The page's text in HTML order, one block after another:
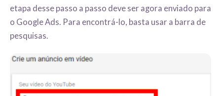
etapa desse passo a passo deve ser agora enviado para
o Google Ads. Para encontrá-lo, basta usar a barra de
pesquisas.